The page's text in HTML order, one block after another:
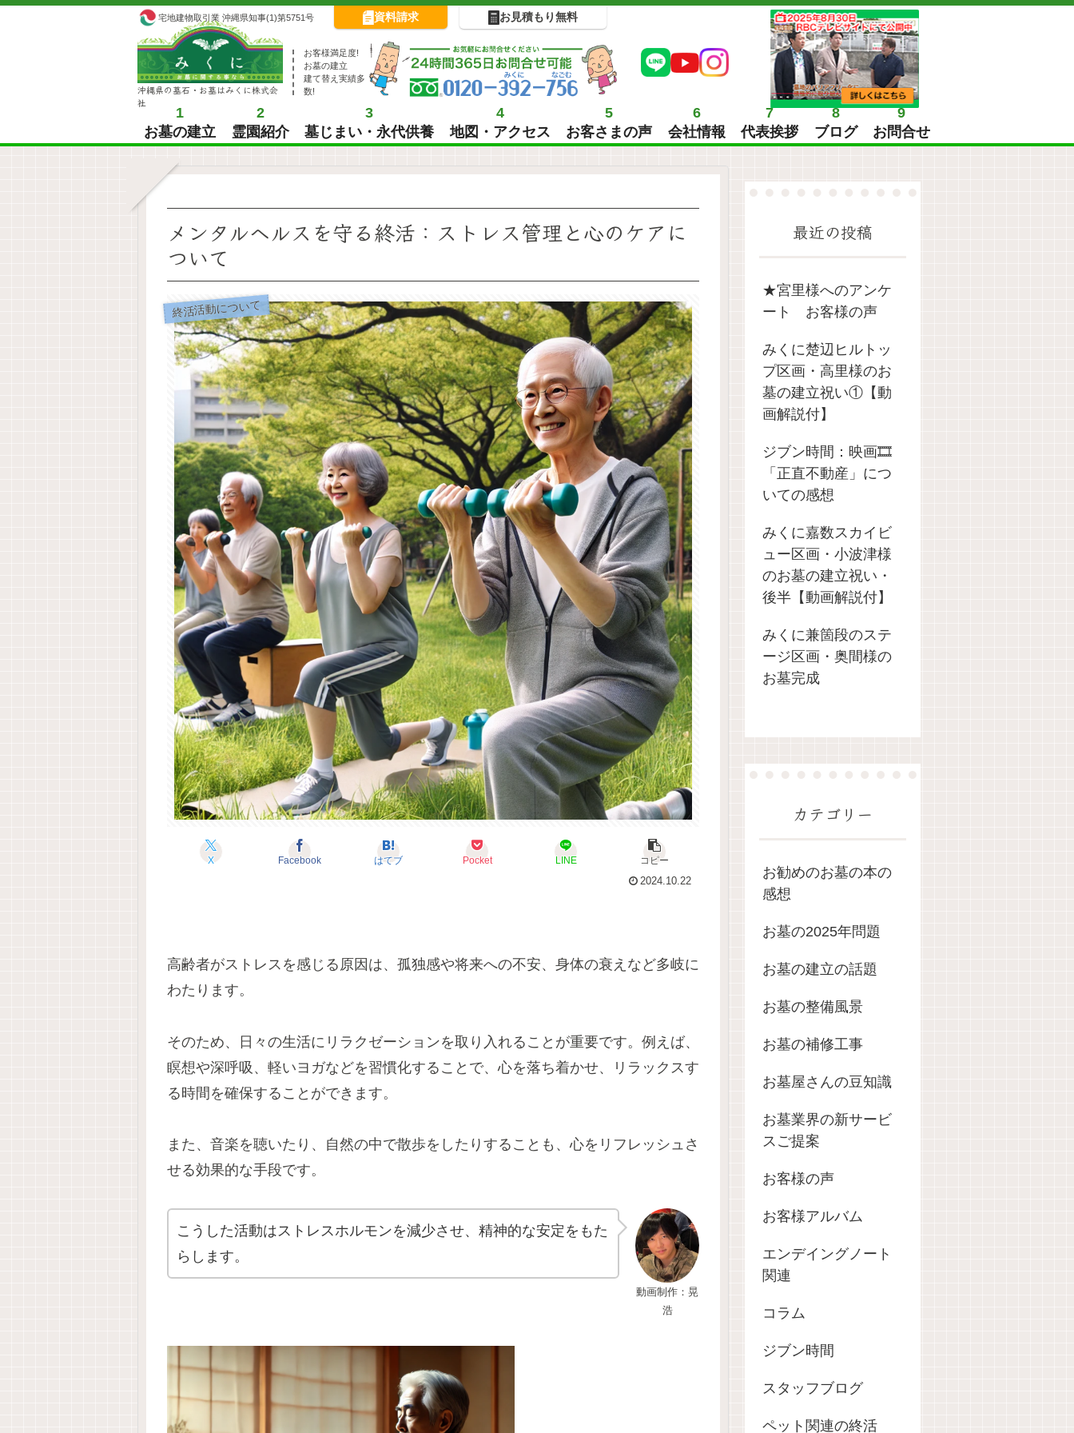
宅地建物取引業 沖縄県知事(1)第5751号 資料請求 お見積もり無料
沖縄県の墓石・お墓はみくに株式会
社
お客様満足度!
お墓の建立
建て替え実績多
数!
1
お墓の建立
2
霊園紹介
3
墓じまい・永代供養
4
地図・アクセス
5
お客さまの声
6
会社情報
7
代表挨拶
8
ブログ
9
お問合せ
メンタルヘルスを守る終活：ストレス管理と心のケアに
ついて
終活活動について
X Facebook はてブ Pocket LINE
コピー
2024.10.22
高齢者がストレスを感じる原因は、孤独感や将来への不安、身体の衰えなど多岐に
わたります。
そのため、日々の生活にリラクゼーションを取り入れることが重要です。例えば、
瞑想や深呼吸、軽いヨガなどを習慣化することで、心を落ち着かせ、リラックスす
る時間を確保することができます。
また、音楽を聴いたり、自然の中で散歩をしたりすることも、心をリフレッシュさ
せる効果的な手段です。
動画制作：晃
浩
こうした活動はストレスホルモンを減少させ、精神的な安定をもた
らします。
最近の投稿
★宮里様へのアンケ
ート お客様の声
みくに楚辺ヒルトッ
プ区画・高里様のお
墓の建立祝い①【動
画解説付】
ジブン時間：映画🎞️
「正直不動産」につ
いての感想
みくに嘉数スカイビ
ュー区画・小波津様
のお墓の建立祝い・
後半【動画解説付】
みくに兼箇段のステ
ージ区画・奥間様の
お墓完成
カテゴリー
お勧めのお墓の本の
感想
お墓の2025年問題
お墓の建立の話題
お墓の整備風景
お墓の補修工事
お墓屋さんの豆知識
お墓業界の新サービ
スご提案
お客様の声
お客様アルバム
エンデイングノート
関連
コラム
ジブン時間
スタッフブログ
ペット関連の終活